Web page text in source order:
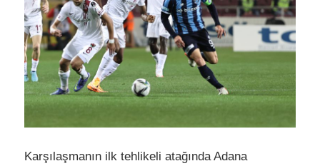
Karşılaşmanın ilk tehlikeli atağında Adana